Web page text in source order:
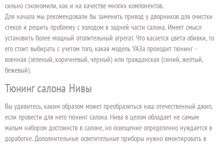
сильно сэкономили, как и на качестве многих компонентов.
Для начала мы рекомендовали бы заменить привод у дворников для очистки
стекол и решить проблему с холодом в задней части салона. Имеет смысл
установить более мощный отопительный агрегат. Что касается цвета обивки, то
его стоит выбирать с учетом того, какая модель УАЗа проходит тюнинг -
военная (зеленый, коричневый, черный) или гражданская (синий, желтый,
бежевый).
Тюнинг салона Нивы
Вы удивитесь, каким образом может преобразиться наш отечественный джип,
если провести для него тюнинг салона. Нива в целом обладает не самым
малым набором достоинств в салоне, но освещение определенно нуждается в
доработке. Дополнительные осветительные приборы нужно вмонтировать в